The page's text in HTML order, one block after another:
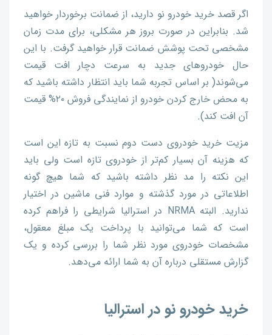
اگر قصد خرید خودرو نو دارید، از ضمانت برخوردار خواهید
شد. بنابراین در صورت بروز هر مشکلی، برای مدت زمان
مشخصی تحت پوشش ضمانت قرار خواهید گرفت. با این
حال خودروهای جدید به سرعت دچار افت قیمت
می‌شوند( بر اساس تجربه شما باید انتظار داشته باشید که
به محض خارج کردن خودرو از نمایندگی فروش ۲۰% قیمت
آن افت کند).
مزیت خرید خودروی دست دوم نسبت به تازه این است
که هزینه آن بسیار کم‌تر از خودروی تازه است ولی باید
این نکته را مد نظر داشته باشید که شما هیچ گونه
اطلاعاتی در مورد گذشته و موارد فنی ماشین در اختیار
ندارید. البته NRMA در استرالیا شرایطی را فراهم کرده
است که شما می‌توانید با پرداخت یک مبلغ معقول،
مشخصات خودروی مورد نظر شما را بررسی کرده و یک
گزارش مستقلی درباره آن به شما ارائه می‌دهد.
خرید خودرو نو در استرالیا